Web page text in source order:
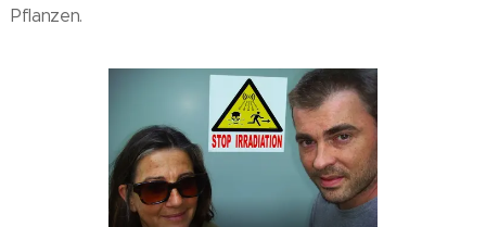
Pflanzen.